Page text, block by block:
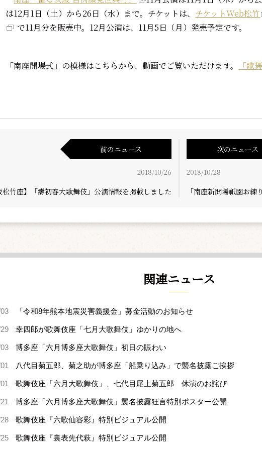
は12月1日（土）から26日（水）まで。チケットは、 チケットWeb松竹
で11月分を販売中。12月公演は、11月5日（月）発売予定です。
「南座開場式」の模様はこちらから、動画でご覧いただけます。 「歌
前のニュース
2018/10/26
松竹座】「壽初春大歌舞伎」公演情報を掲載しました
次のニュース
2018/10/28
「南座新開場祇園お
関連ニュース
「令和8年熊本地震災害義援金」募金活動のお知らせ
幸四郎が歌舞伎座「七月大歌舞伎」ゆかりの地へ
博多座「六月博多座大歌舞伎」初日の賑わい
八代目菊五郎、菊之助が博多座「船乗り込み」で襲名披露ご挨拶
歌舞伎座「六月大歌舞伎」、七代目尾上菊五郎 休演のお詫び
博多座「六月博多座大歌舞伎」襲名披露狂言特別ポスター公開
歌舞伎座『六歌仙容彩』特別ビジュアル公開
歌舞伎座『裏表先代萩』特別ビジュアル公開